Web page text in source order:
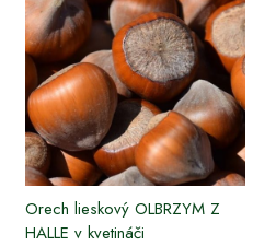
Orech lieskový OLBRZYM Z
HALLE v kvetináči